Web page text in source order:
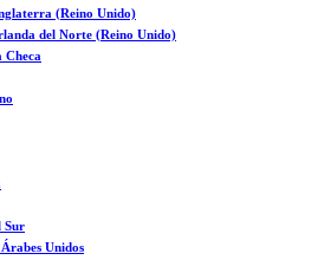
(Reino Unido)
del Norte (Reino Unido)
Checa
Sur
Unidos